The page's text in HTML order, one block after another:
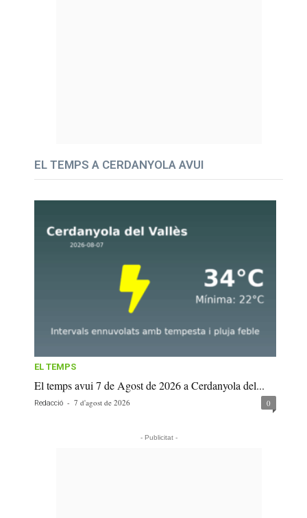
EL TEMPS A CERDANYOLA AVUI
EL TEMPS
El temps avui 7 de Agost de 2026 a Cerdanyola del...
Redacció - 7 d'agost de 2026 0
- Publicitat -